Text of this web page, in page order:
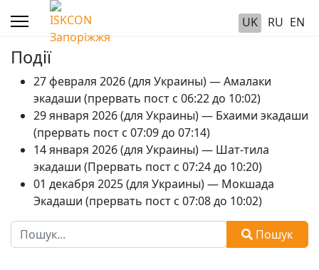
UK RU EN
Події
27 февраля 2026 (для Украины) — Амалаки
экадаши (прервать пост с 06:22 до 10:02)
29 января 2026 (для Украины) — Бхаими экадаши
(прервать пост с 07:09 до 07:14)
14 января 2026 (для Украины) — Шат-тила
экадаши (Прервать пост с 07:24 до 10:20)
01 декабря 2025 (для Украины) — Мокшада
Экадаши (прервать пост с 07:08 до 10:02)
Пошук
Пошук